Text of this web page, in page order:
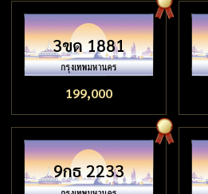
3ขด 1881
199,000
9กธ 2233